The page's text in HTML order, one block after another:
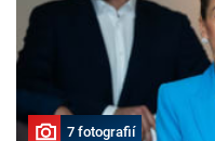
7 fotografií